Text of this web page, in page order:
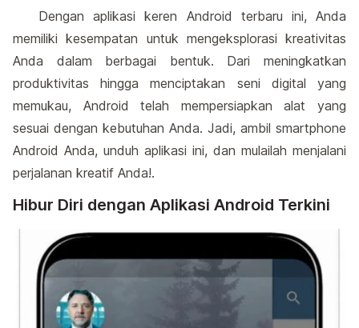
Dengan aplikasi keren Android terbaru ini, Anda
memiliki kesempatan untuk mengeksplorasi kreativitas
Anda dalam berbagai bentuk. Dari meningkatkan
produktivitas hingga menciptakan seni digital yang
memukau, Android telah mempersiapkan alat yang
sesuai dengan kebutuhan Anda. Jadi, ambil smartphone
Android Anda, unduh aplikasi ini, dan mulailah menjalani
perjalanan kreatif Anda!.
Hibur Diri dengan Aplikasi Android Terkini